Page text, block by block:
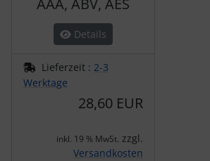
AAA, ABV, AES
Details
Lieferzeit : 2-3
Werktage
28,60 EUR
inkl. 19 % MwSt. zzgl.
Versandkosten